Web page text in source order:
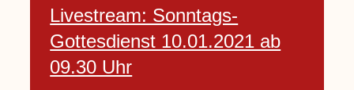
Livestream: Sonntags-
Gottesdienst 10.01.2021 ab
09.30 Uhr